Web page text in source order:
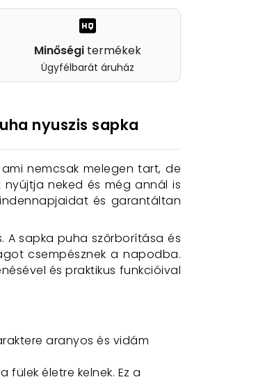
Minőségi termékek
Ügyfélbarát áruház
nyuszis sapka
nemcsak melegen tart, de
neked és még annál is
és garantáltan
A sapka puha szőrborítása és
csempésznek a napodba.
és praktikus funkcióival
aranyos és vidám
életre kelnek. Ez a